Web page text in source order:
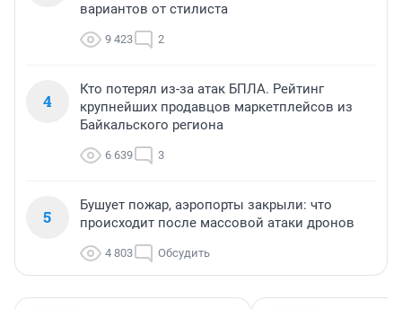
вариантов от стилиста
9 423 2
4
Кто потерял из-за атак БПЛА. Рейтинг
крупнейших продавцов маркетплейсов из
Байкальского региона
6 639 3
5
Бушует пожар, аэропорты закрыли: что
происходит после массовой атаки дронов
4 803 Обсудить